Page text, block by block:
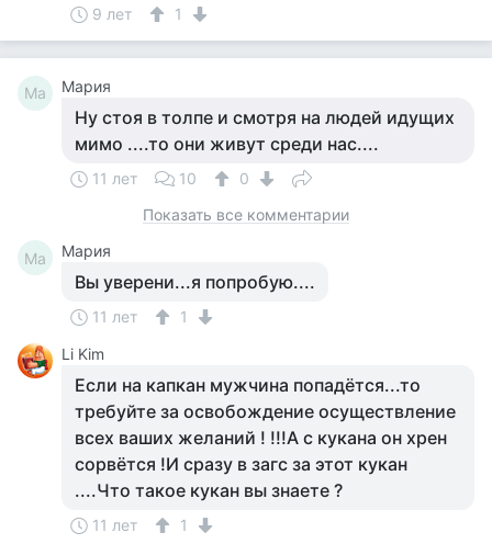
9 лет 1
Ма Мария
Ну стоя в толпе и смотря на людей идущих
мимо ....то они живут среди нас....
11 лет 10
0
Показать все комментарии
Ма Мария
Вы уверени...я попробую....
11 лет
1
Li Kim
Если на капкан мужчина попадётся...то
требуйте за освобождение осуществление
всех ваших желаний ! !!!А с кукана он хрен
сорвётся !И сразу в загс за этот кукан
....Что такое кукан вы знаете ?
11 лет 1